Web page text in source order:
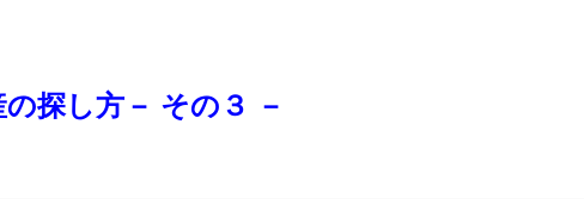
探し方－ その３ －